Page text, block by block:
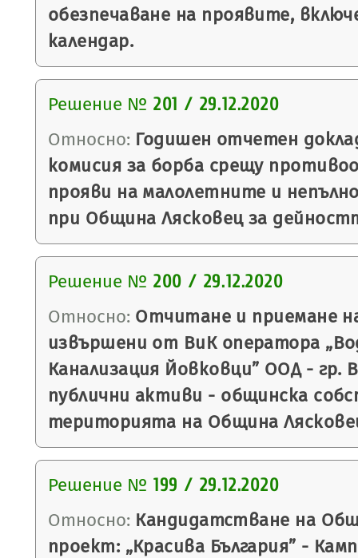
обезпечаване на проявите,
календар.
Решение № 201 / 29.12.2020
Относно: Годишен отчетен
комисия за борба срещу
прояви на малолетните и
при Община Лясковец за
Решение № 200 / 29.12.2020
Относно: Отчитане и приемане
извършени от ВиК оператора
Канализация Йовковци” ООД - гр.
публични активи - общинска
територията на Община
Решение № 199 / 29.12.2020
Относно: Кандидатстване на
проект: „Красива България” -